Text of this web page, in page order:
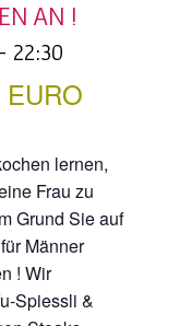
AN !
22:30
lernen,
Frau zu
Grund Sie auf
Männer
! Wir
Spiessli &